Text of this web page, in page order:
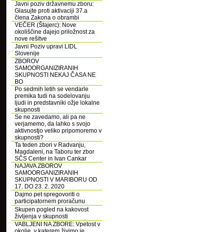
Javni poziv državnemu zboru:
Glasujte proti aktivaciji 37.a
člena Zakona o obrambi
VEČER (Štajerc): Nove
okoliščine dajejo priložnost za
nove rešitve
Javni Poziv upravi LIDL
Slovenije
ZBOROV
SAMOORGANIZIRANIH
SKUPNOSTI NEKAJ ČASA NE
BO
Po sedmih letih se vendarle
premika tudi na sodelovanju
ljudi in predstavniki ožje lokalne
skupnosti
Se ne zavedamo, ali pa ne
verjamemo, da lahko s svojo
aktivnostjo veliko pripomoremo v
skupnosti?
Ta teden zbori v Radvanju,
Magdaleni, na Taboru ter zbor
SČS Center in Ivan Cankar
NAJAVA ZBOROV
SAMOORGANIZIRANIH
SKUPNOSTI V MARIBORU OD
17. DO 23. 2. 2020
Dajmo pet spregovoriti o
participatornem proračunu
Skupen pogled na kakovost
življenja v skupnosti
VABLJENI NA ZBORE: Vpetost v